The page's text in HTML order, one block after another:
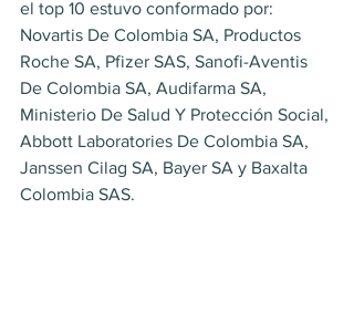
el top 10 estuvo conformado por:
Novartis De Colombia SA, Productos
Roche SA, Pfizer SAS, Sanofi-Aventis
De Colombia SA, Audifarma SA,
Ministerio De Salud Y Protección Social,
Abbott Laboratories De Colombia SA,
Janssen Cilag SA, Bayer SA y Baxalta
Colombia SAS.